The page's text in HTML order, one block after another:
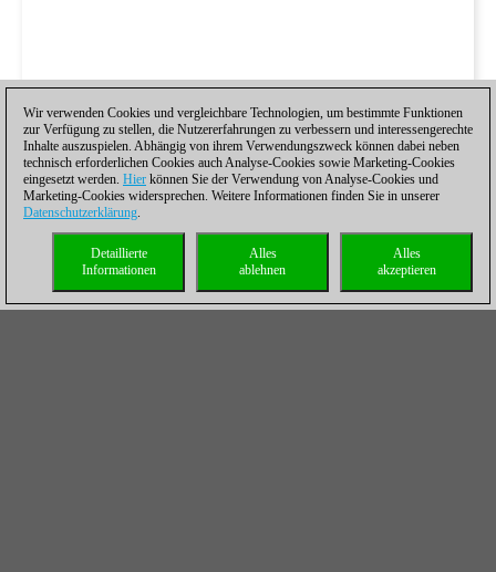
Wir verwenden Cookies und vergleichbare Technologien, um bestimmte Funktionen
zur Verfügung zu stellen, die Nutzererfahrungen zu verbessern und interessengerechte
Inhalte auszuspielen. Abhängig von ihrem Verwendungszweck können dabei neben
technisch erforderlichen Cookies auch Analyse-Cookies sowie Marketing-Cookies
eingesetzt werden. Hier können Sie der Verwendung von Analyse-Cookies und
Marketing-Cookies widersprechen. Weitere Informationen finden Sie in unserer
Datenschutzerklärung.
Alles
akzeptieren
Alles
ablehnen
Detaillierte
Informationen